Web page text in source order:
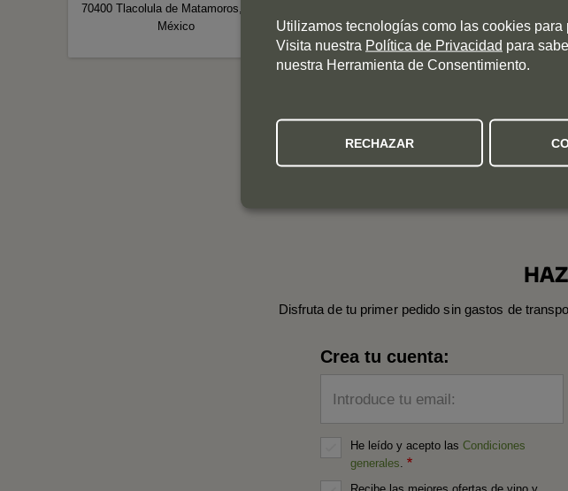
70400 Tlacolula de Matamoros,
México
Disfruta de tu primer pedido sin gastos de
Crea tu cuenta:
Introduce tu email:
He leído y acepto las Condiciones
generales.
Utilizamos tecnologías como las cookies
Visita nuestra Política de Privacidad para
nuestra Herramienta de Consentimiento.
RECHAZAR